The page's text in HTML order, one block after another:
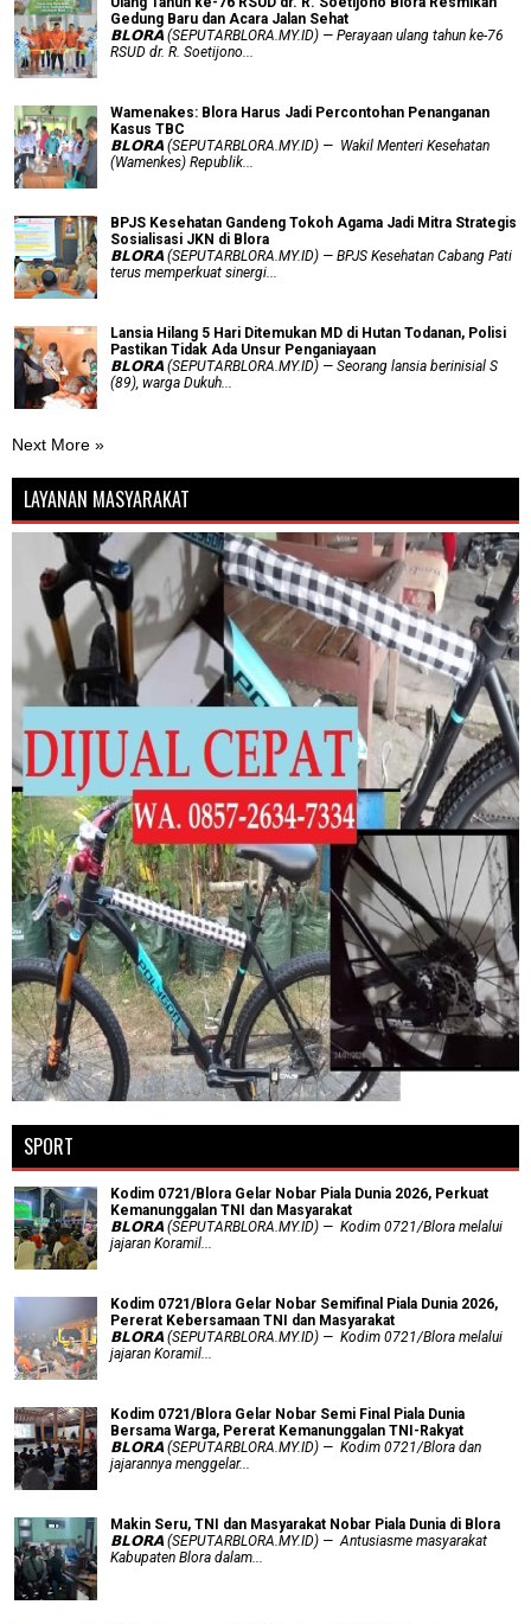
Gedung Baru dan Acara Jalan Sehat
𝗕𝗟𝗢𝗥𝗔 (SEPUTARBLORA.MY.ID) — Perayaan ulang tahun ke-76
RSUD dr. R. Soetijono...
Wamenakes: Blora Harus Jadi Percontohan Penanganan
Kasus TBC
𝗕𝗟𝗢𝗥𝗔 (SEPUTARBLORA.MY.ID) — Wakil Menteri Kesehatan
(Wamenkes) Republik...
BPJS Kesehatan Gandeng Tokoh Agama Jadi Mitra Strategis
Sosialisasi JKN di Blora
𝗕𝗟𝗢𝗥𝗔 (SEPUTARBLORA.MY.ID) — BPJS Kesehatan Cabang Pati
terus memperkuat sinergi...
Lansia Hilang 5 Hari Ditemukan MD di Hutan Todanan, Polisi
Pastikan Tidak Ada Unsur Penganiayaan
𝗕𝗟𝗢𝗥𝗔 (SEPUTARBLORA.MY.ID) — Seorang lansia berinisial S
(89), warga Dukuh...
Next More »
LAYANAN MASYARAKAT
SPORT
Kodim 0721/Blora Gelar Nobar Piala Dunia 2026, Perkuat
Kemanunggalan TNI dan Masyarakat
𝗕𝗟𝗢𝗥𝗔 (SEPUTARBLORA.MY.ID) — Kodim 0721/Blora melalui
jajaran Koramil...
Kodim 0721/Blora Gelar Nobar Semifinal Piala Dunia 2026,
Pererat Kebersamaan TNI dan Masyarakat
𝗕𝗟𝗢𝗥𝗔 (SEPUTARBLORA.MY.ID) — Kodim 0721/Blora melalui
jajaran Koramil...
Kodim 0721/Blora Gelar Nobar Semi Final Piala Dunia
Bersama Warga, Pererat Kemanunggalan TNI-Rakyat
𝗕𝗟𝗢𝗥𝗔 (SEPUTARBLORA.MY.ID) — Kodim 0721/Blora dan
jajarannya menggelar...
Makin Seru, TNI dan Masyarakat Nobar Piala Dunia di Blora
𝗕𝗟𝗢𝗥𝗔 (SEPUTARBLORA.MY.ID) — Antusiasme masyarakat
Kabupaten Blora dalam...